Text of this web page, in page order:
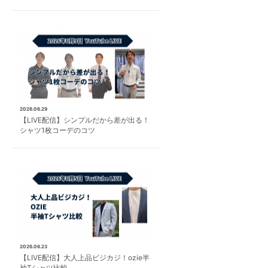
2026.06.29
【LIVE配信】シンプルだから差が出る！
シャツ1枚コーデのコツ
2026.06.23
【LIVE配信】大人上品ビジカジ！ozie半